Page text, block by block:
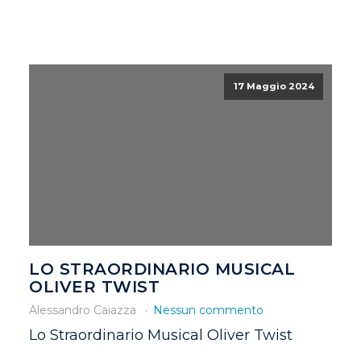
17 Maggio 2024
LO STRAORDINARIO MUSICAL
OLIVER TWIST
Alessandro Caiazza Nessun commento
Lo Straordinario Musical Oliver Twist